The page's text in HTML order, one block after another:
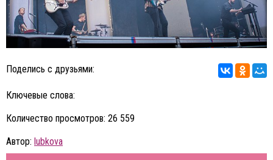
Поделись с друзьями:
Ключевые слова:
Количество просмотров: 26 559
Автор: lubkova